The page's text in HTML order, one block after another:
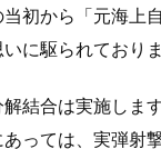
初から「元海上
に駆られておりま
結合は実施しま
っては、実弾射